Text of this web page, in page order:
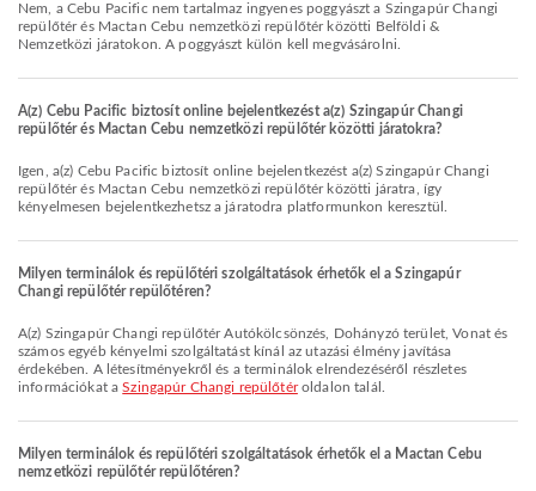
Nem, a Cebu Pacific nem tartalmaz ingyenes poggyászt a Szingapúr Changi
repülőtér és Mactan Cebu nemzetközi repülőtér közötti Belföldi &
Nemzetközi járatokon. A poggyászt külön kell megvásárolni.
A(z) Cebu Pacific biztosít online bejelentkezést a(z) Szingapúr Changi
repülőtér és Mactan Cebu nemzetközi repülőtér közötti járatokra?
Igen, a(z) Cebu Pacific biztosít online bejelentkezést a(z) Szingapúr Changi
repülőtér és Mactan Cebu nemzetközi repülőtér közötti járatra, így
kényelmesen bejelentkezhetsz a járatodra platformunkon keresztül.
Milyen terminálok és repülőtéri szolgáltatások érhetők el a Szingapúr
Changi repülőtér repülőtéren?
A(z) Szingapúr Changi repülőtér Autókölcsönzés, Dohányzó terület, Vonat és
számos egyéb kényelmi szolgáltatást kínál az utazási élmény javítása
érdekében. A létesítményekről és a terminálok elrendezéséről részletes
információkat aSzingapúr Changi repülőtéroldalon talál.
Milyen terminálok és repülőtéri szolgáltatások érhetők el a Mactan Cebu
nemzetközi repülőtér repülőtéren?